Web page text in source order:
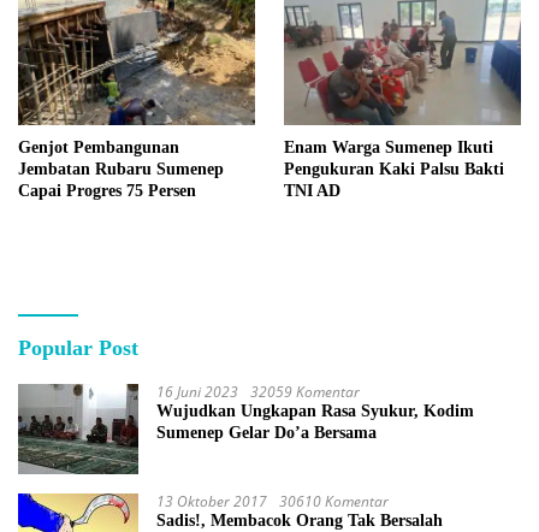
Genjot Pembangunan
Jembatan Rubaru Sumenep
Capai Progres 75 Persen
Enam Warga Sumenep Ikuti
Pengukuran Kaki Palsu Bakti
TNI AD
Popular Post
16 Juni 2023 32059 Komentar
Wujudkan Ungkapan Rasa Syukur, Kodim
Sumenep Gelar Do’a Bersama
13 Oktober 2017 30610 Komentar
Sadis!, Membacok Orang Tak Bersalah